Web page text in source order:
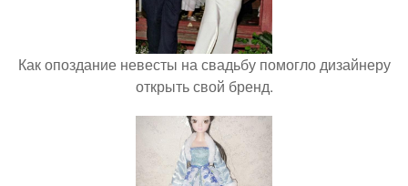
Как опоздание невесты на свадьбу помогло дизайнеру
открыть свой бренд.